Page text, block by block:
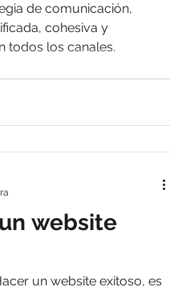
de comunicación,
cohesiva y
todos los canales.
website
un website exitoso, es